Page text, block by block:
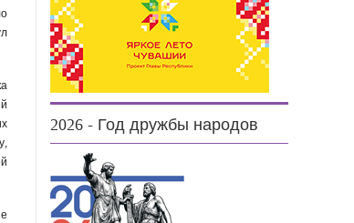
2026 - Год дружбы народов